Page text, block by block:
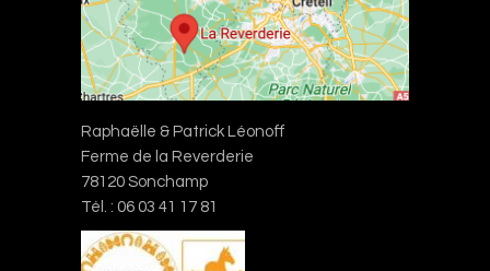
Raphaëlle & Patrick Léonoff
Ferme de la Reverderie
78120 Sonchamp
Tél. : 06 03 41 17 81